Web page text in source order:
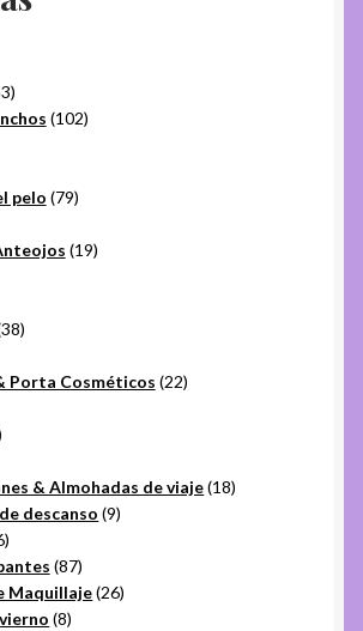
753
productos
102102
pelo 7979
1919
3838
Porta Cosméticos 2222
& Almohadas de viaje 1818
descanso 99
26
productos
8787
productos
Maquillaje 2626
88